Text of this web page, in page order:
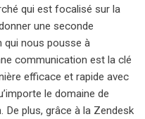
qui est focalisé sur la
une seconde
qui nous pousse à
communication est la clé
efficace et rapide avec
le domaine de
plus, grâce à la Zendesk